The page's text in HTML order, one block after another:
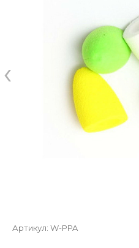
‹
Артикул: W-PPA